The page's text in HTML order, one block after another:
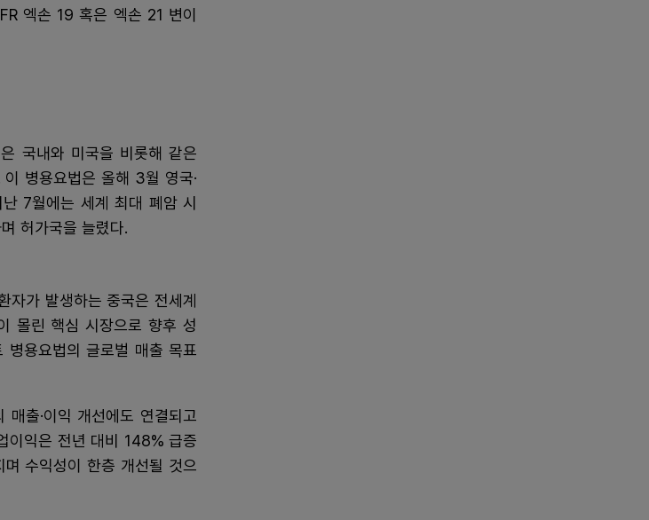
엑손 19 혹은 엑손 21 변이
국내와 미국을 비롯해 같은
병용요법은 올해 3월 영국·
7월에는 세계 최대 폐암 시
허가국을 늘렸다.
가 발생하는 중국은 전세계
몰린 핵심 시장으로 향후 성
병용요법의 글로벌 매출 목표
출·이익 개선에도 연결되고
이익은 전년 대비 148% 급증
수익성이 한층 개선될 것으